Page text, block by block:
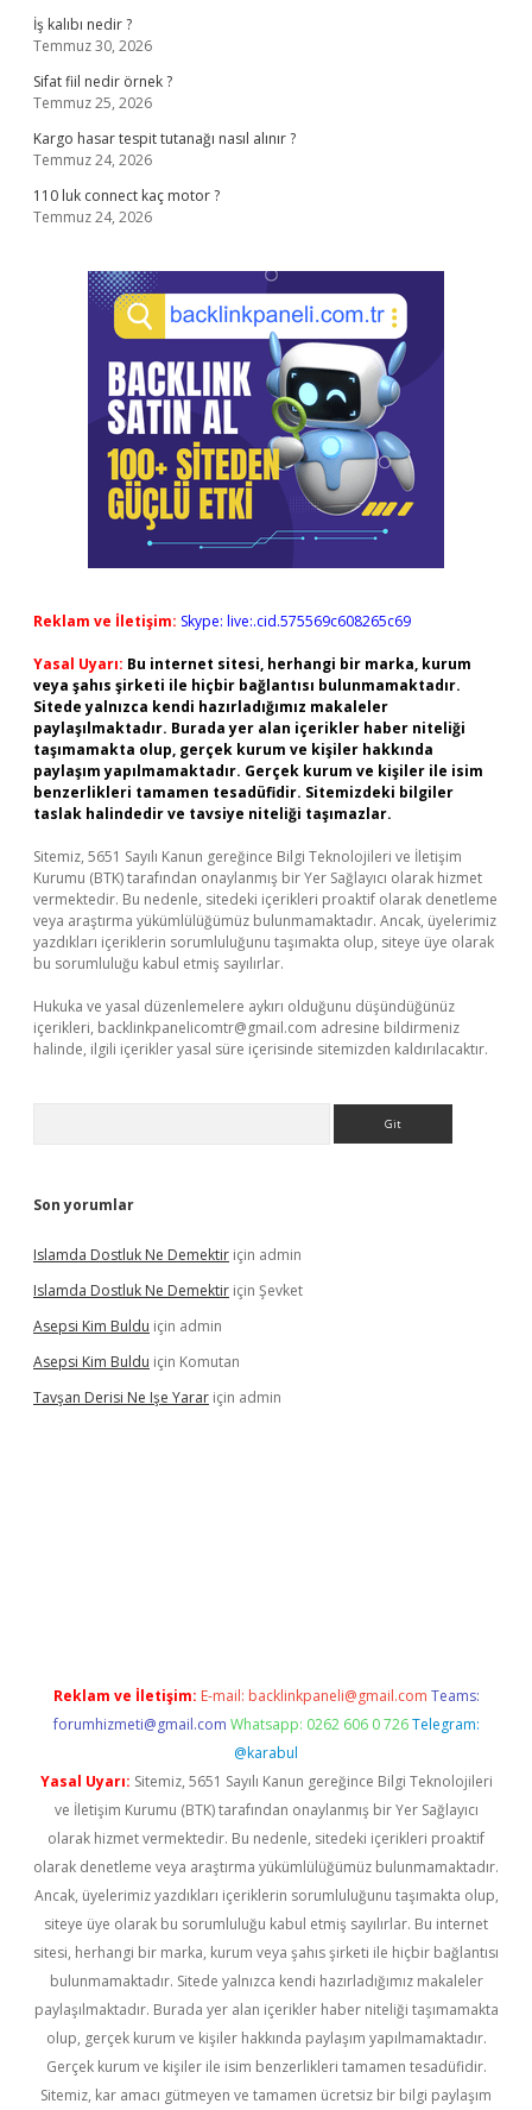
İş kalıbı nedir ?
Temmuz 30, 2026
Sifat fiil nedir örnek ?
Temmuz 25, 2026
Kargo hasar tespit tutanağı nasıl alınır ?
Temmuz 24, 2026
110 luk connect kaç motor ?
Temmuz 24, 2026
Reklam ve İletişim: Skype: live:.cid.575569c608265c69
Yasal Uyarı: Bu internet sitesi, herhangi bir marka, kurum
veya şahıs şirketi ile hiçbir bağlantısı bulunmamaktadır.
Sitede yalnızca kendi hazırladığımız makaleler
paylaşılmaktadır. Burada yer alan içerikler haber niteliği
taşımamakta olup, gerçek kurum ve kişiler hakkında
paylaşım yapılmamaktadır. Gerçek kurum ve kişiler ile isim
benzerlikleri tamamen tesadüfidir. Sitemizdeki bilgiler
taslak halindedir ve tavsiye niteliği taşımazlar.
Sitemiz, 5651 Sayılı Kanun gereğince Bilgi Teknolojileri ve İletişim
Kurumu (BTK) tarafından onaylanmış bir Yer Sağlayıcı olarak hizmet
vermektedir. Bu nedenle, sitedeki içerikleri proaktif olarak denetleme
veya araştırma yükümlülüğümüz bulunmamaktadır. Ancak, üyelerimiz
yazdıkları içeriklerin sorumluluğunu taşımakta olup, siteye üye olarak
bu sorumluluğu kabul etmiş sayılırlar.
Hukuka ve yasal düzenlemelere aykırı olduğunu düşündüğünüz
içerikleri, backlinkpanelicomtr@gmail.com adresine bildirmeniz
halinde, ilgili içerikler yasal süre içerisinde sitemizden kaldırılacaktır.
Son yorumlar
Islamda Dostluk Ne Demektir için admin
Islamda Dostluk Ne Demektir için Şevket
Asepsi Kim Buldu için admin
Asepsi Kim Buldu için Komutan
Tavşan Derisi Ne Işe Yarar için admin
Reklam ve İletişim: E-mail: backlinkpaneli@gmail.com Teams:
forumhizmeti@gmail.com Whatsapp: 0262 606 0 726 Telegram:
@karabul
Yasal Uyarı: Sitemiz, 5651 Sayılı Kanun gereğince Bilgi Teknolojileri
ve İletişim Kurumu (BTK) tarafından onaylanmış bir Yer Sağlayıcı
olarak hizmet vermektedir. Bu nedenle, sitedeki içerikleri proaktif
olarak denetleme veya araştırma yükümlülüğümüz bulunmamaktadır.
Ancak, üyelerimiz yazdıkları içeriklerin sorumluluğunu taşımakta olup,
siteye üye olarak bu sorumluluğu kabul etmiş sayılırlar. Bu internet
sitesi, herhangi bir marka, kurum veya şahıs şirketi ile hiçbir bağlantısı
bulunmamaktadır. Sitede yalnızca kendi hazırladığımız makaleler
paylaşılmaktadır. Burada yer alan içerikler haber niteliği taşımamakta
olup, gerçek kurum ve kişiler hakkında paylaşım yapılmamaktadır.
Gerçek kurum ve kişiler ile isim benzerlikleri tamamen tesadüfidir.
Sitemiz, kar amacı gütmeyen ve tamamen ücretsiz bir bilgi paylaşım